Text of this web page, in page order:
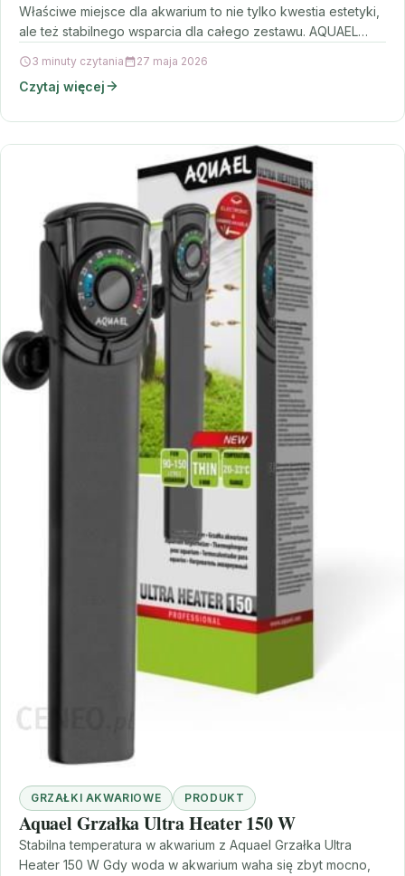
Właściwe miejsce dla akwarium to nie tylko kwestia estetyki,
ale też stabilnego wsparcia dla całego zestawu. AQUAEL
3 minuty czytania 27 maja 2026
Czytaj więcej
GRZAŁKI AKWARIOWE PRODUKT
Aquael Grzałka Ultra Heater 150 W
Stabilna temperatura w akwarium z Aquael Grzałka Ultra
Heater 150 W Gdy woda w akwarium waha się zbyt mocno,